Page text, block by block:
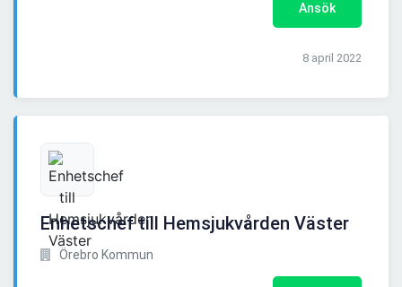
Ansök
8 april 2022
Enhetschef till Hemsjukvården Väster
Örebro Kommun